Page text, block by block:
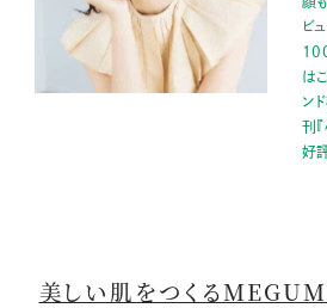
ビ
は
ン
刊
好
美しい肌をつくる